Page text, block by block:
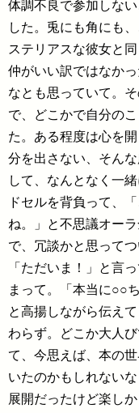
体調不良で参加しな
した。兎にも角にも
ステリアスな彼女と
仲がいい訳ではなか
なとも思っていて。
で、どこかで自分の
た。ある程度は心を
分を出さない、そん
して、なんとなく一
ドセルを背負って、
ね。」と不思議オー
で、冗談かと思って
「ただいま！」と言
まって。「本当に○○
と高揚しながら伝え
わらず。どこか大人
て、今思えば、本の
いたのかもしれない
展開だったけど楽し